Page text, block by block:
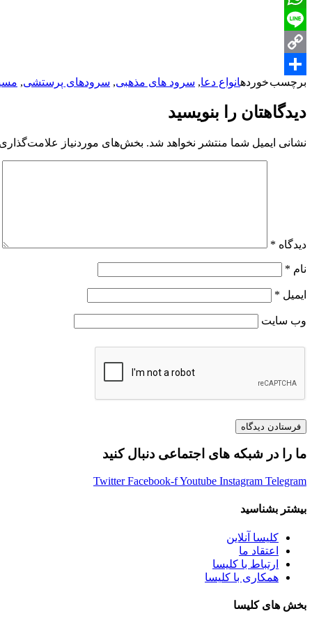
WhatsApp
Line
Copy
Link
Share
برچسب خوردهانواع دعا, سرود های مذهبی, سرودهای پرستشی,
دیدگاهتان را بنویسید
نشانی ایمیل شما منتشر نخواهد شد. بخش‌های موردنیاز
دیدگاه *
نام *
ایمیل *
وب‌ سایت
ما را در شبکه های اجتماعی دنبال کنید
Twitter Facebook-fYoutube Instagram Telegram
بیشتر بشناسید
کلیسا آنلاین
اعتقاد ما
ارتباط با کلیسا
همکاری با کلیسا
بخش های کلیسا